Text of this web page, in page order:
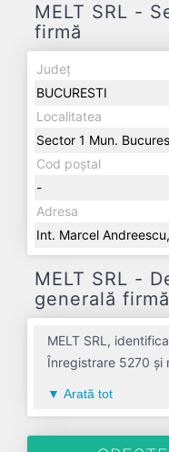
MELT SRL -
firmă
Județ
BUCURESTI
Localitatea
Sector 1 Mun.
Cod poștal
-
Adresa
Int. Marcel
MELT SRL -
generală firmă
MELT SRL,
Înregistrare 5270 și
Arată tot